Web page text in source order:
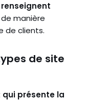
manière
de clients.
de site
présente la